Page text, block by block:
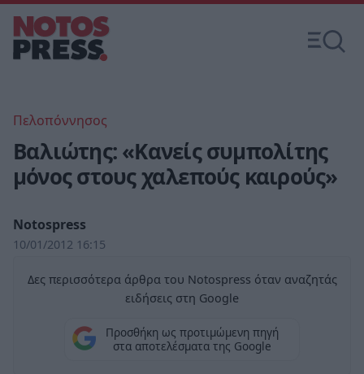
Πελοπόννησος
Βαλιώτης: «Κανείς συμπολίτης
μόνος στους χαλεπούς καιρούς»
Notospress
10/01/2012 16:15
Δες περισσότερα άρθρα του Notospress όταν αναζητάς
ειδήσεις στη Google
Προσθήκη ως προτιμώμενη πηγή
στα αποτελέσματα της Google